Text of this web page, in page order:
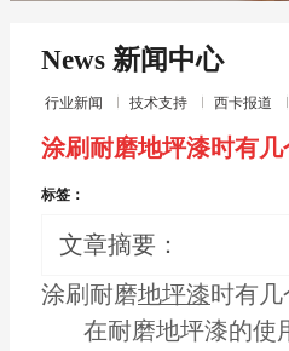
News 新闻中心
行业新闻 技术支持 西卡报道
涂刷耐磨地坪漆时有
标签：
文章摘要：
涂刷耐磨地坪漆时有
在耐磨地坪漆的使